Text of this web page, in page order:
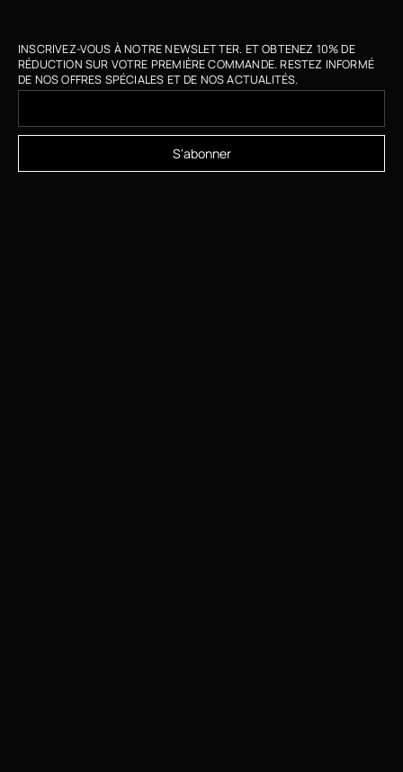
INSCRIVEZ-VOUS À NOTRE NEWSLETTER. ET OBTENEZ 10% DE
RÉDUCTION SUR VOTRE PREMIÈRE COMMANDE. RESTEZ INFORMÉ
DE NOS OFFRES SPÉCIALES ET DE NOS ACTUALITÉS.